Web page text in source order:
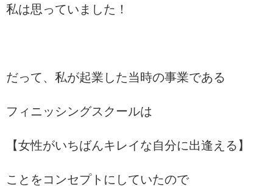
私は思っていました！
だって、私が起業した当時の事業である
フィニッシングスクールは
【女性がいちばんキレイな自分に出逢える】
ことをコンセプトにしていたので